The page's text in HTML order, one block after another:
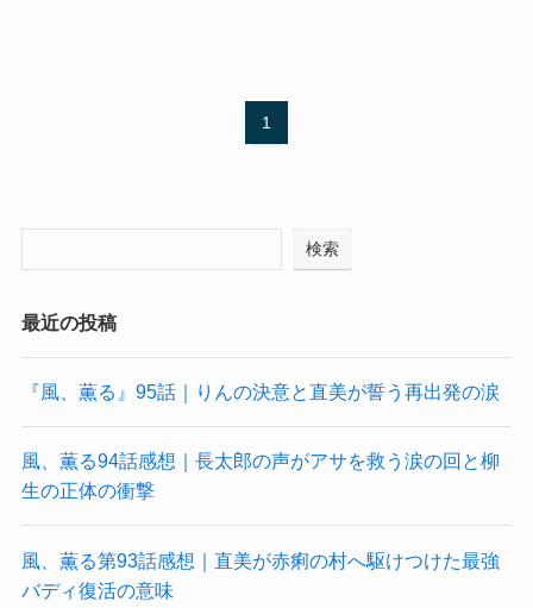
1
検索
最近の投稿
『風、薫る』95話｜りんの決意と直美が誓う再出発の涙
風、薫る94話感想｜長太郎の声がアサを救う涙の回と柳
生の正体の衝撃
風、薫る第93話感想｜直美が赤痢の村へ駆けつけた最強
バディ復活の意味